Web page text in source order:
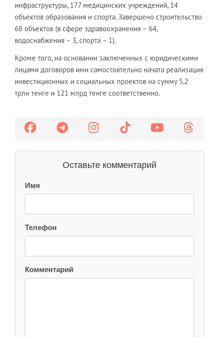
инфраструктуры, 177 медицинских учреждений, 14
объектов образования и спорта. Завершено строительство
68 объектов (в сфере здравоохранения – 64,
водоснабжения – 3, спорта – 1).
Кроме того, на основании заключенных с юридическими
лицами договоров ими самостоятельно начата реализация
инвестиционных и социальных проектов на сумму 5,2
трлн тенге и 121 млрд тенге соответственно.
Оставьте комментарий
Имя
Телефон
Комментарий